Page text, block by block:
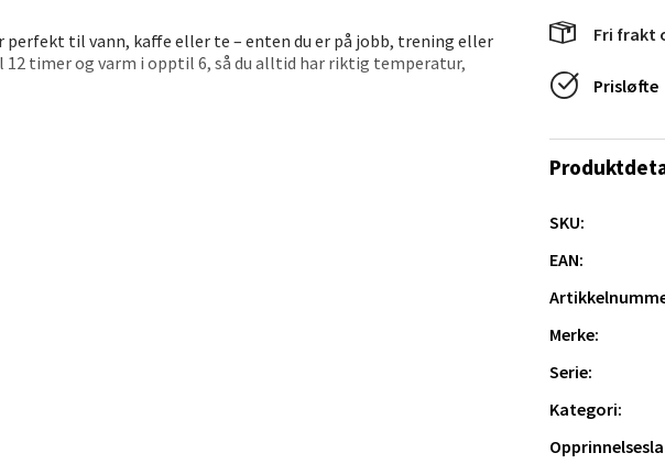
perfekt til vann, kaffe eller te – enten du er på jobb, trening eller
12 timer og varm i opptil 6, så du alltid har riktig temperatur,
drikke fra alle sider – praktisk når du er i bevegelse. Flasken er
Fri frakt
Prisløfte
SKU:
EAN:
Merke:
Serie:
Kategori:
Madla